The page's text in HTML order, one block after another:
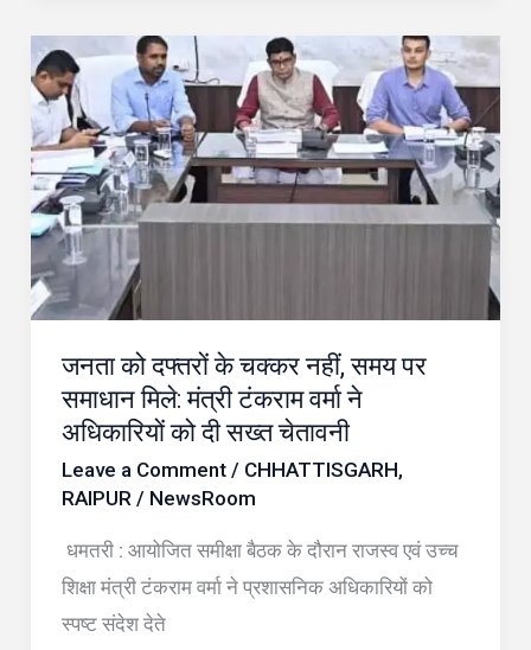
जनता को दफ्तरों के चक्कर नहीं, समय पर
समाधान मिले: मंत्री टंकराम वर्मा ने
अधिकारियों को दी सख्त चेतावनी
Leave a Comment / CHHATTISGARH,
RAIPUR / NewsRoom
धमतरी : आयोजित समीक्षा बैठक के दौरान राजस्व एवं उच्च
शिक्षा मंत्री टंकराम वर्मा ने प्रशासनिक अधिकारियों को
स्पष्ट संदेश देते
जनता
को
दफ्तरों
के
चक्कर
नहीं,
समय
पर
मंत्री
टंकराम
वर्मा